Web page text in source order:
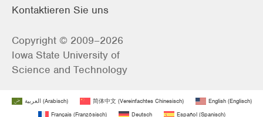
Kontaktieren Sie uns
Copyright © 2009–2026
Iowa State University of
Science and Technology
العربية (Arabisch) 简体中文(Vereinfachtes Chinesisch) English(Englisch)
Français(Französisch) Deutsch Español(Spanisch)